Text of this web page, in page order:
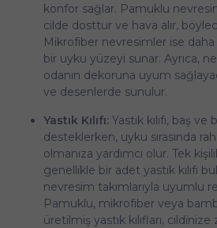
konfor sağlar. Pamuklu
cilde dosttur ve hava alır,
Mikrofiber nevresimler ise
bir uyku yüzeyi sunar. Ayrıca,
odanın dekoruna uyum
ve desenlerde sunulur.
Yastık Kılıfı: Yastık kılıfı, baş
desteklerken, uyku sırasında
olmanıza yardımcı olur. Tek
genellikle bir adet yastık kılıfı
nevresim takımlarıyla uyumlu
Pamuklu, mikrofiber veya
üretilmiş yastık kılıfları,